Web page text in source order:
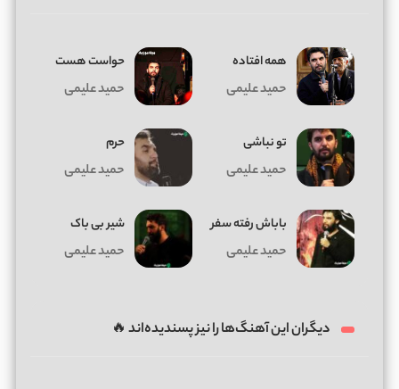
همه افتاده
حمید علیمی
حواست هست
حمید علیمی
تو نباشی
حمید علیمی
حرم
حمید علیمی
باباش رفته سفر
حمید علیمی
شیر بی باک
حمید علیمی
دیگران این آهنگ‌ها را نیز پسندیده‌اند 🔥